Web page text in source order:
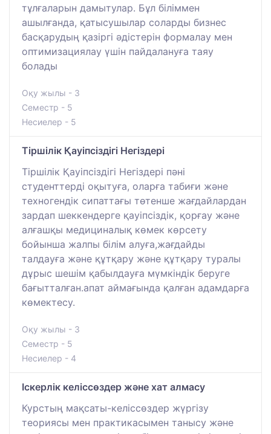
тұлғаларын дамытулар. Бұл біліммен
ашылғанда, қатысушылар соларды бизнес
басқарудың қазіргі әдістерін формалау мен
оптимизациялау үшін пайдалануға таяу
болады
Оқу жылы - 3
Семестр - 5
Несиелер - 5
Тіршілік Қауіпсіздігі Негіздері
Тіршілік Қауіпсіздігі Негіздері пәні
студенттерді оқытуға, оларға табиғи және
техногендік сипаттағы төтенше жағдайлардан
зардап шеккендерге қауіпсіздік, қорғау және
алғашқы медициналық көмек көрсету
бойынша жалпы білім алуға,жағдайды
талдауға және құтқару және құтқару туралы
дұрыс шешім қабылдауға мүмкіндік беруге
бағытталған.апат аймағында қалған адамдарға
көмектесу.
Оқу жылы - 3
Семестр - 5
Несиелер - 4
Іскерлік келіссөздер және хат алмасу
Курстың мақсаты-келіссөздер жүргізу
теориясы мен практикасымен танысу және